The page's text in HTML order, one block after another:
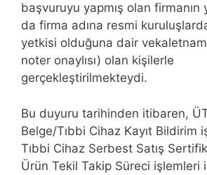
başvuruyu yapmış olan firmanın
da firma adına resmi
yetkisi olduğuna dair
noter onaylısı) olan kişilerle
gerçekleştirilmekteydi.
Bu duyuru tarihinden itibaren,
Belge/Tıbbi Cihaz Kayıt Bildirim
Tıbbi Cihaz Serbest Satış
Ürün Tekil Takip Süreci işlemleri